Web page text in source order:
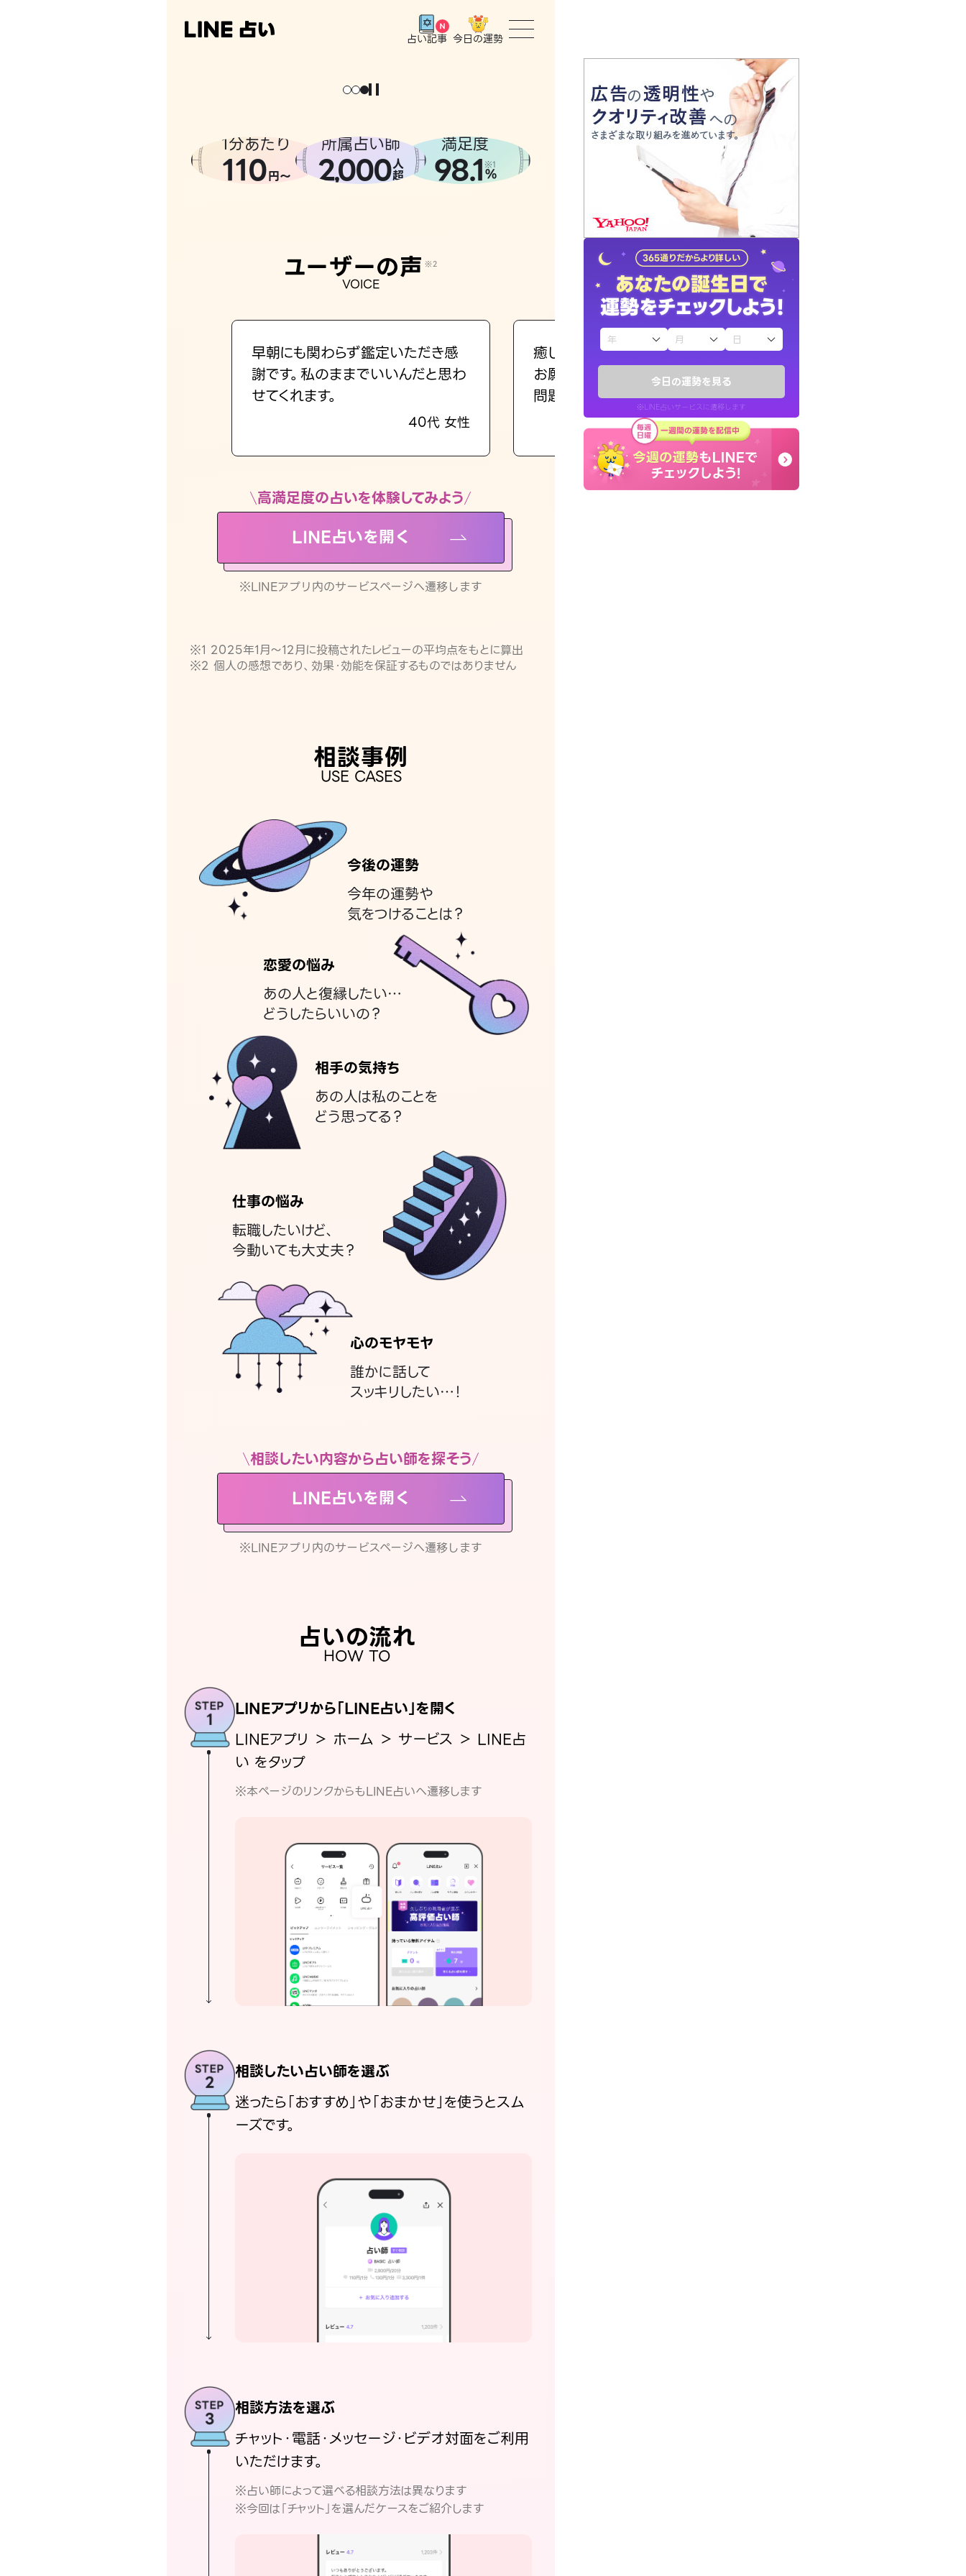
今日の運勢を見る
※LINE占いサービスに遷移します
占い記事 今日の運勢
トップ
ユーザーの声
占いの流れ
おすすめの占い師
よくある質問
えもじの子（占）12星座占い
お知らせ
。
1分あたり
110円〜
所属占い師
2,000人
超
満足度
98.1 ※1
%
ユーザーの声 ※2
VOICE
早朝にも関わらず鑑定いただき感
謝です。私のままでいいんだと思わ
せてくれます。
40代 女性
癒し系でおしゃべりしたくて鑑定を
お願いしてます(笑)
問題解決もピカイチ！
50代 女性
高満足度の占いを体験してみよう
LINE占いを開く
※LINEアプリ内のサービスページへ遷移します
※1 2025年1月〜12月に投稿されたレビューの平均点をもとに算出
※2 個人の感想であり、効果・効能を保証するものではありません
相談事例
USE CASES
今後の運勢
今年の運勢や
気をつけることは？
恋愛の悩み
あの人と復縁したい…
どうしたらいいの？
相手の気持ち
あの人は私のことを
どう思ってる？
仕事の悩み
転職したいけど、
今動いても大丈夫？
心のモヤモヤ
誰かに話して
スッキリしたい…！
相談したい内容から占い師を探そう
LINE占いを開く
※LINEアプリ内のサービスページへ遷移します
占いの流れ
HOW TO
LINEアプリから「LINE占い」を開く
LINEアプリ ＞ ホーム ＞ サービス ＞ LINE占
い をタップ
※本ページのリンクからもLINE占いへ遷移します
相談したい占い師を選ぶ
迷ったら「おすすめ」や「おまかせ」を使うとスム
ーズです。
相談方法を選ぶ
チャット・電話・メッセージ・ビデオ対面をご利用
いただけます。
※占い師によって選べる相談方法は異なります
※今回は「チャット」を選んだケースをご紹介します